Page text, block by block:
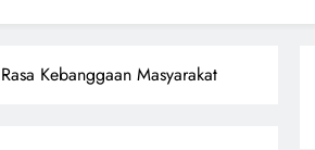
Kebanggaan Masyarakat